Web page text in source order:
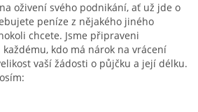
oživení svého podnikání, ať už jde o
peníze z nějakého jiného
chcete. Jsme připraveni
kdo má nárok na vrácení
vaší žádosti o půjčku a její délku.